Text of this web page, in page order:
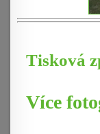
Tisková
Více